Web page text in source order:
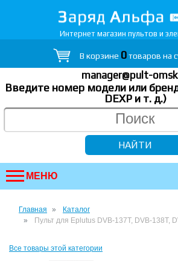
Интернет магазин пультов и
В корзине 0товаров на
manager@pult-
Введите номер модели или
DEXP и т. д.)
МЕНЮ
Главная
Каталог
Пульт для Eplutus DVB-137T, DVB-138T,
Все товары этой категории